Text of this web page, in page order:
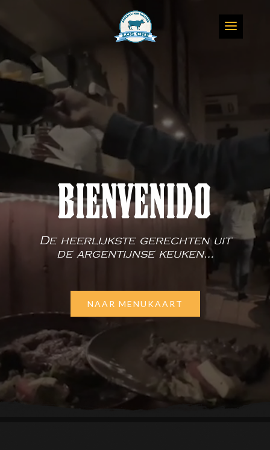
BIENVENIDO
De heerlijkste gerechten uit
de argentijnse keuken…
NAAR MENUKAART